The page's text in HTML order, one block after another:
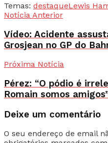
Temas: destaqueLewis
Notícia Anterior
Vídeo: Acidente
Grosjean no GP do
Próxima Notícia
Pérez: “O pódio é
Romain somos
Deixe um comentário
O seu endereço de email